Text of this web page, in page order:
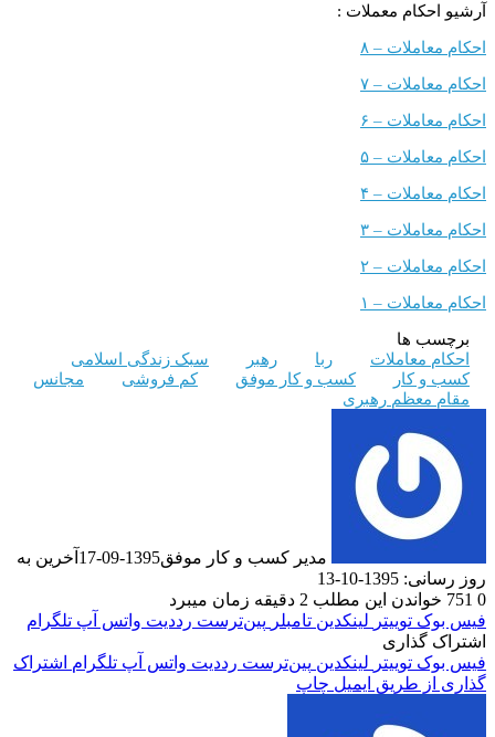
معملات :
– ۸
– ۷
– ۶
– ۵
– ۴
– ۳
– ۲
– ۱
ها
ربا رهبر
سبک زندگی اسلامی
کار
کسب و کار موفق کم فروشی
مجانس
رهبری
مدیر کسب و کار موفق1395-09-17
آخرین به
10-13
این مطلب 2 دقیقه زمان میبرد
توییتر لینکدین ‫تامبلر ‫پین‌ترست ‫رددیت واتس آپ تلگرام
توییتر لینکدین ‫پین‌ترست ‫رددیت واتس آپ تلگرام
اشتراک
طریق ایمیل چاپ